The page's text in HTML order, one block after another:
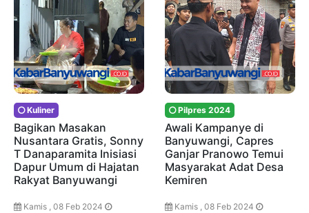
Kuliner
Bagikan Masakan
Nusantara Gratis, Sonny
T Danaparamita Inisiasi
Dapur Umum di Hajatan
Rakyat Banyuwangi
Kamis , 08 Feb 2024
Pilpres 2024
Awali Kampanye di
Banyuwangi, Capres
Ganjar Pranowo Temui
Masyarakat Adat Desa
Kemiren
Kamis , 08 Feb 2024